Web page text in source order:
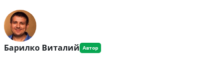
Барилко Виталий